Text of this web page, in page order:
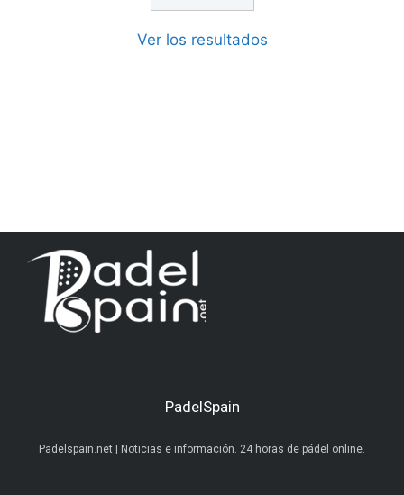
Ver los resultados
PadelSpain
Padelspain.net | Noticias e información. 24 horas de pádel online.